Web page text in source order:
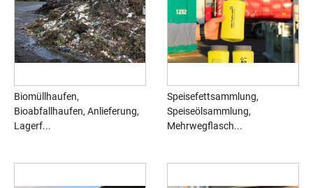
Biomüllhaufen,
Bioabfallhaufen, Anlieferung,
Lagerf...
Speisefettsammlung,
Speiseölsammlung,
Mehrwegflasch...